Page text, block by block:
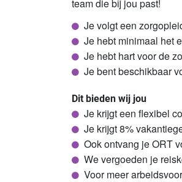
team die bij jou past!
Je volgt een
Je hebt minimaal het
Je hebt hart voor de
Je bent beschikbaar
Dit bieden wij jou
Je krijgt een flexibel
Je krijgt 8%
Ook ontvang je ORT
We vergoeden je
Voor meer